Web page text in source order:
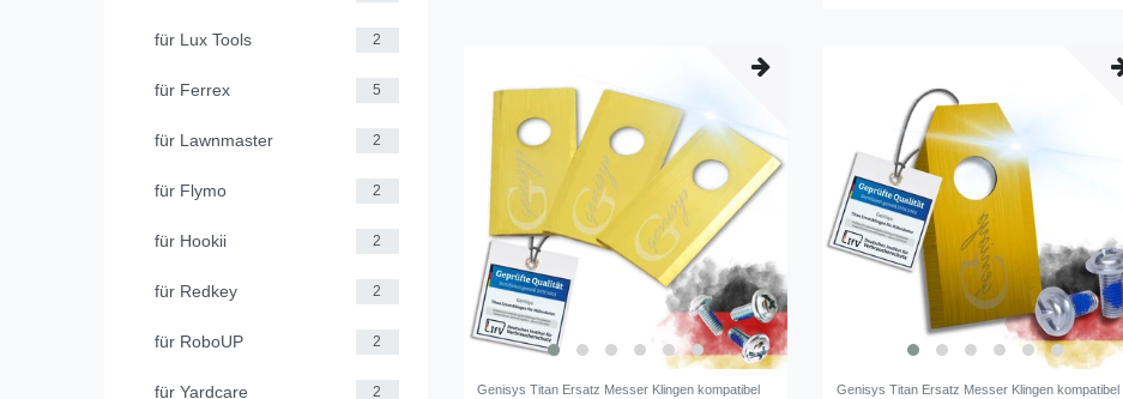
für Lux Tools 2
für Ferrex 5
für Lawnmaster 2
für Flymo 2
für Hookii 2
für Redkey 2
für RoboUP 2
für Yardcare 2
Genisys Titan Ersatz Messer Klingen kompatibel
Genisys Titan Ersatz Messer Klingen kompatibel